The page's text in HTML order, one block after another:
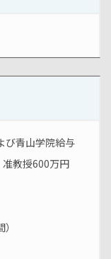
び青山学院給与
教授600万円